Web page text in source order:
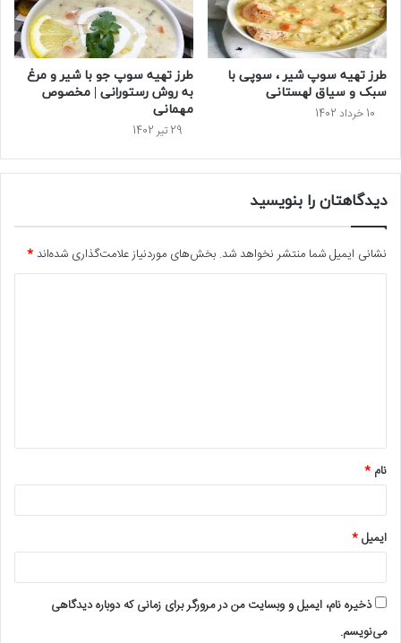
طرز تهیه سوپ شیر ، سوپی با
سبک و سیاق لهستانی
10 خرداد 1402
طرز تهیه سوپ جو با شیر و مرغ
به روش رستورانی | مخصوص
مهمانی
29 تیر 1402
دیدگاهتان را بنویسید
نشانی ایمیل شما منتشر نخواهد شد. بخش‌های موردنیاز علامت‌گذاری شده‌اند*
*
نام *
ایمیل*
ذخیره نام، ایمیل و وبسایت من در مرورگر برای زمانی که دوباره دیدگاهی
می‌نویسم.